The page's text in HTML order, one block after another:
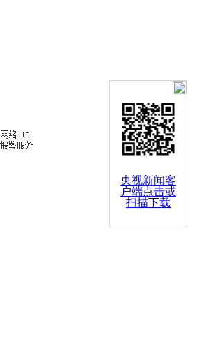
央视新闻客
户端点击或
扫描下载